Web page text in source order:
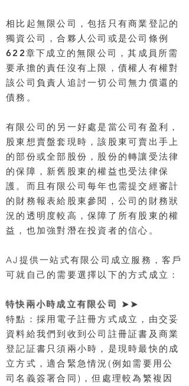
​相比起無限公司，包括只有商業登記的
獨資公司，合夥人公司或是公司條例
622章下成立的無限公司，其成員所需
要承擔的責任沒有上限，債權人有權對
該公司負責人追討一切公司無力償還的
債務。
有限公司的另一好處是當公司有盈利，
股東想賣盤套現時，該股東可賣出手上
的部份或全部股份，股份的轉讓受法律
的保障，新舊股東的權益也受法律保
護。而且有限公司每年也需提交經審計
的財務報表給股東參閱，公司的財務狀
況的透明度較高，保障了所有股東的權
益，也加強對潛在投資者的信心。
AJ提供一站式有限公司成立服務，客戶
可就自己的需要選擇以下的方式成立：
特快兩小時成立有限公司 ➤➤
特點：採用電子註冊方式成立，由交妥
資料給我們到收到公司註冊証書及商業
登記証書只須兩小時，是現時最快的成
立方式，適合緊急情況(例如需要用公
司名義簽署合同)，但處理較為繁複因